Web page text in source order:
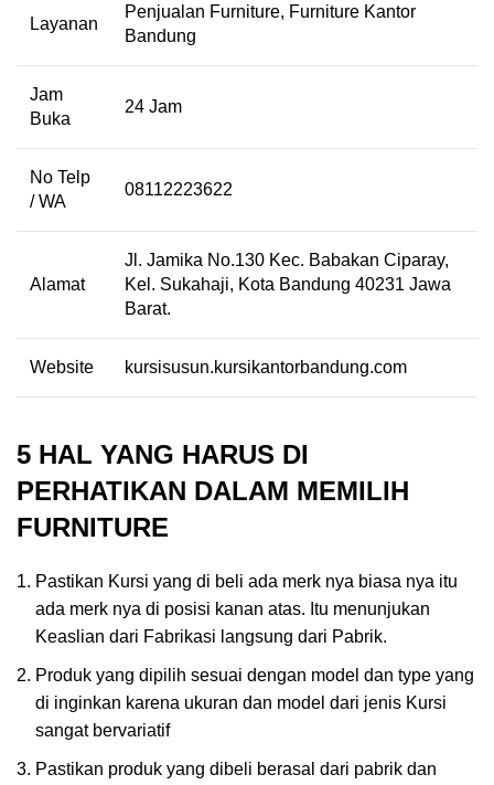
Layanan
Penjualan Furniture, Furniture Kantor
Bandung
Jam
Buka
24 Jam
No Telp
/ WA
08112223622
Alamat
Jl. Jamika No.130 Kec. Babakan Ciparay,
Kel. Sukahaji, Kota Bandung 40231 Jawa
Barat.
Website kursisusun.kursikantorbandung.com
5 HAL YANG HARUS DI
PERHATIKAN DALAM MEMILIH
FURNITURE
Pastikan Kursi yang di beli ada merk nya biasa nya itu
ada merk nya di posisi kanan atas. Itu menunjukan
Keaslian dari Fabrikasi langsung dari Pabrik.
Produk yang dipilih sesuai dengan model dan type yang
di inginkan karena ukuran dan model dari jenis Kursi
sangat bervariatif
Pastikan produk yang dibeli berasal dari pabrik dan